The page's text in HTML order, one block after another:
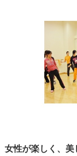
女性が楽しく、美